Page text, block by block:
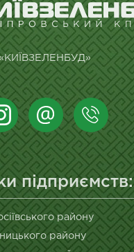
підприємств:
району
району